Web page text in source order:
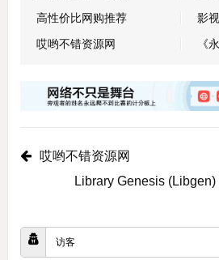
高性价比网购推荐
影
哎哟不错资源网
哎哟不错资源网
Library Genesis (Libgen)